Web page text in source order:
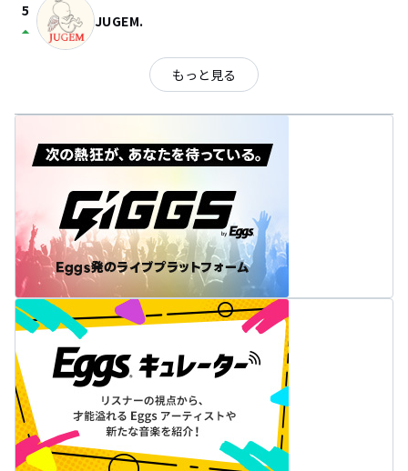
5
arrow_drop_up JUGEM.
もっと見る